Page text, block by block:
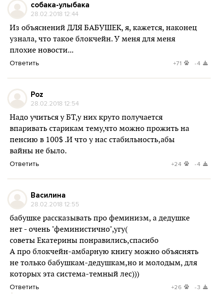
собака-улыбака
28.02.2018 12:44
Из объяснений ДЛЯ БАБУШЕК, я, кажется, наконец
узнала, что такое блокчейн. У меня для меня
плохие новости...
Ответить +71 -4
Poz
28.02.2018 12:54
Надо учиться у БТ,у них круто получается
впаривать старикам тему,что можно прожить на
пенсию в 100$ .И что у нас стабильность,абы
вайны не было.
Ответить +24 -4
Василина
28.02.2018 12:55
бабушке рассказывать про феминизм, а дедушке
нет - очень "феминистично",угу(
советы Екатерины понравились,спасибо
А про блокчейн-амбарную книгу можно объяснять
не только бабушкам-дедушкам,но и молодым, для
которых эта система-темный лес)))
Ответить +26 -3